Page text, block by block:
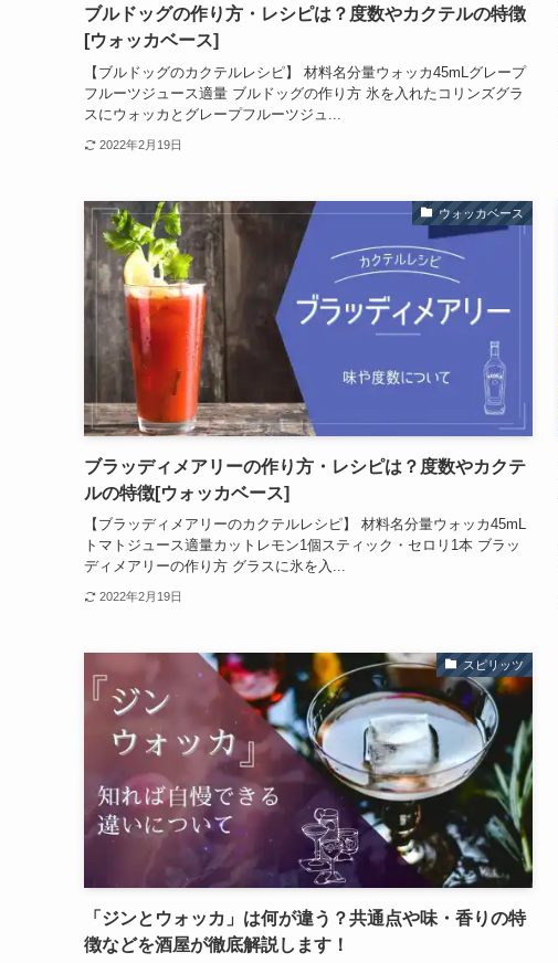
ブルドッグの作り方・レシピは？度数やカクテルの特徴
[ウォッカベース]
【ブルドッグのカクテルレシピ】 材料名分量ウォッカ45mLグレープ
フルーツジュース適量 ブルドッグの作り方 氷を入れたコリンズグラ
スにウォッカとグレープフルーツジュ...
2022年2月19日
ウォッカベース
ブラッディメアリーの作り方・レシピは？度数やカクテ
ルの特徴[ウォッカベース]
【ブラッディメアリーのカクテルレシピ】 材料名分量ウォッカ45mL
トマトジュース適量カットレモン1個スティック・セロリ1本 ブラッ
ディメアリーの作り方 グラスに氷を入...
2022年2月19日
スピリッツ
「ジンとウォッカ」は何が違う？共通点や味・香りの特
徴などを酒屋が徹底解説します！